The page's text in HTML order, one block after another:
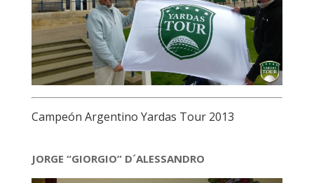
Campeón Argentino Yardas Tour 2013
JORGE “GIORGIO” D´ALESSANDRO